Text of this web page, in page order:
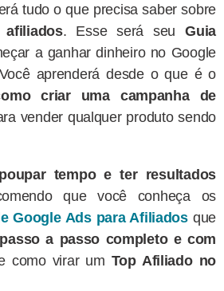
tudo o que precisa saber sobre
. Esse será seuGuia
a ganhar dinheiro no Google
aprenderá desde o que é o
criar uma campanha de
vender qualquer produto sendo
poupar tempo e ter resultados
que você conheça os
Google Ads para Afiliadosque
passo a passo completo e com
como virar um Top Afiliado no